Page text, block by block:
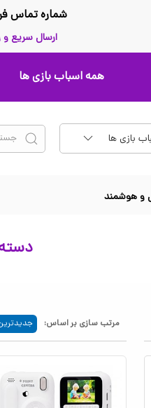
شماره تماس
ارسال سریع و
همه اسباب بازی ها
بازی ها
و هوشمند
مرتب سازی بر اساس: